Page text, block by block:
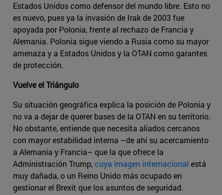
Estados Unidos como defensor del mundo libre. Esto no
es nuevo, pues ya la invasión de Irak de 2003 fue
apoyada por Polonia, frente al rechazo de Francia y
Alemania. Polonia sigue viendo a Rusia como su mayor
amenaza y a Estados Unidos y la OTAN como garantes
de protección.
Vuelve el Triángulo
Su situación geográfica explica la posición de Polonia y
no va a dejar de querer bases de la OTAN en su territorio.
No obstante, entiende que necesita aliados cercanos
con mayor estabilidad interna –de ahí su acercamiento
a Alemania y Francia– que la que ofrece la
Administración Trump,cuya imagen internacional está
muy dañada, o un Reino Unido más ocupado en
gestionar el Brexit que los asuntos de seguridad.